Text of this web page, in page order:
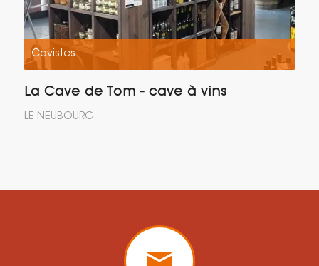
Cavistes
La Cave de Tom - cave à vins
LE NEUBOURG